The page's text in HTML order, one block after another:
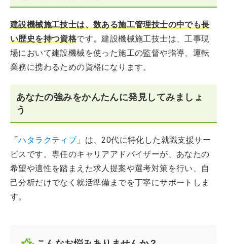
建設機械施工技士は、数ある施工管理技士の中でも長
い歴史を持つ資格です。建設機械施工技士は、工事現
場において建設機械を使った施工の監督や指導、運転
業務に携わるための資格になります。
あなたの強みをかんたんに発見してみましょ
う
「ハタラクティブ 」は、20代に特化した就職支援サー
ビスです。専任のキャリアアドバイザーが、あなたの
希望や適性を踏まえた求人提案や選考対策を行い、自
己分析だけでなく就活準備までを丁寧にサポートしま
す。